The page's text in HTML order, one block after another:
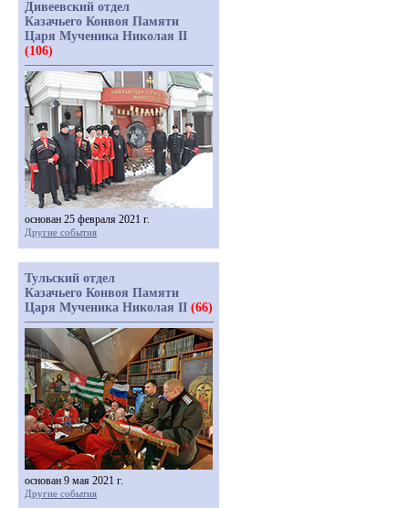
Дивеевский отдел
Казачьего Конвоя Памяти
Царя Мученика Николая II
(106)
основан 25 февраля 2021 г.
Другие события
Тульский отдел
Казачьего Конвоя Памяти
Царя Мученика Николая II (66)
основан 9 мая 2021 г.
Другие события